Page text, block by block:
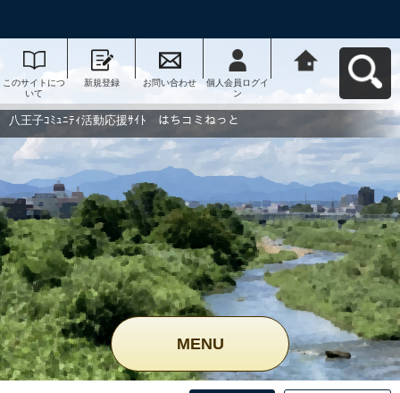
このサイトにつ
いて
新規登録 お問い合わせ
個人会員ログイ
ン
動応援ｻｲﾄ はち
コミねっとへ戻
八王子ｺﾐｭﾆﾃｨ活動応援ｻｲﾄ はちコミねっと
MENU